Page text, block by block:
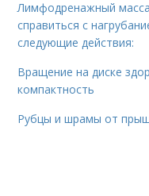
Лимфодренажный
справиться с
следующие действия:
Вращение на диске
компактность
Рубцы и шрамы от